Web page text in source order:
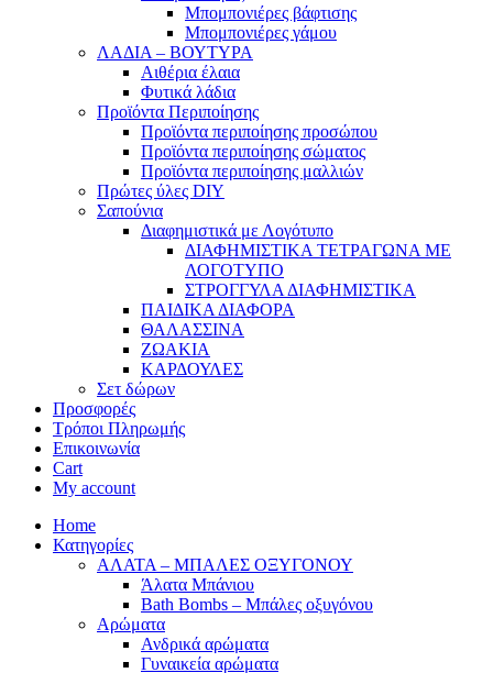
Μπομπονιέρες βάφτισης
Μπομπονιέρες γάμου
ΛΑΔΙΑ – ΒΟΥΤΥΡΑ
Αιθέρια έλαια
Φυτικά λάδια
Προϊόντα Περιποίησης
Προϊόντα περιποίησης προσώπου
Προϊόντα περιποίησης σώματος
Προϊόντα περιποίησης μαλλιών
Πρώτες ύλες DIY
Σαπούνια
Διαφημιστικά με Λογότυπο
ΔΙΑΦΗΜΙΣΤΙΚΑ ΤΕΤΡΑΓΩΝΑ ΜΕ
ΛΟΓΟΤΥΠΟ
ΣΤΡΟΓΓΥΛΑ ΔΙΑΦΗΜΙΣΤΙΚΑ
ΠΑΙΔΙΚΑ ΔΙΑΦΟΡΑ
ΘΑΛΑΣΣΙΝΑ
ΖΩΑΚΙΑ
ΚΑΡΔΟΥΛΕΣ
Σετ δώρων
Προσφορές
Τρόποι Πληρωμής
Επικοινωνία
Cart
My account
Home
Κατηγορίες
ΑΛΑΤΑ – ΜΠΑΛΕΣ ΟΞΥΓΟΝΟΥ
Άλατα Μπάνιου
Bath Bombs – Μπάλες οξυγόνου
Αρώματα
Ανδρικά αρώματα
Γυναικεία αρώματα